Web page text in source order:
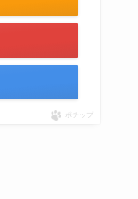
ポチップ